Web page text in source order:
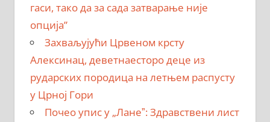
гаси, тако да за сада затварање није
опција”
Захваљујући Црвеном крсту
Алексинац, деветнаесторо деце из
рударских породица на летњем распусту
у Црној Гори
Почео упис у „Ланеˮ: Здравствени лист